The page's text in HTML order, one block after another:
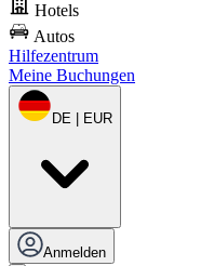
Hotels
Autos
Hilfezentrum
Meine Buchungen
DE | EUR
Anmelden